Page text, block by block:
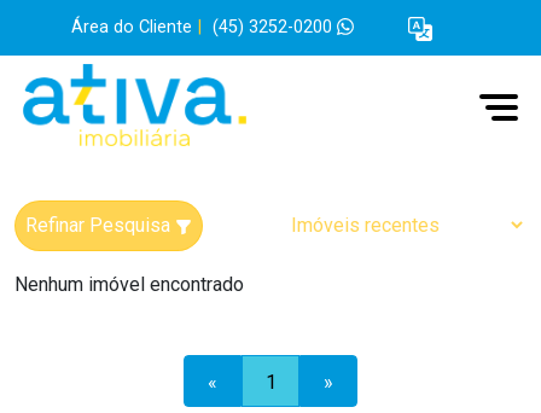
Área do Cliente (45) 3252-0200
Refinar Pesquisa
Nenhum imóvel encontrado
« 1 »